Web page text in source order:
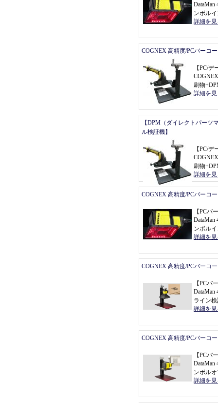
DataMan
ンボル
詳細を
COGNEX 高精度/PCバーコ
【PC/デ
刷物
詳細を
【DPM（ダイレクトパーツ
ル検証機】
【PC/デ
刷物
詳細を
COGNEX 高精度/PCバーコ
【PCバ
DataMan
ンボル
詳細を
COGNEX 高精度/PCバーコ
【PCバ
DataMan
ライン
詳細を
COGNEX 高精度/PCバーコ
【PCバ
DataMan
ンボル
詳細を